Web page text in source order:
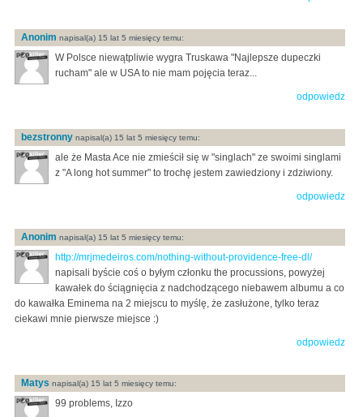
Anonim napisal(a) 15 lat 5 miesięcy temu:
W Polsce niewątpliwie wygra Truskawa "Najlepsze dupeczki
rucham" ale w USA to nie mam pojęcia teraz...
odpowiedz
bezstronny napisal(a) 15 lat 5 miesięcy temu:
ale że Masta Ace nie zmieścił się w "singlach" ze swoimi singlami
z "A long hot summer" to trochę jestem zawiedziony i zdziwiony.
odpowiedz
Anonim napisal(a) 15 lat 5 miesięcy temu:
http://mrjmedeiros.com/nothing-without-providence-free-dl/
napisali byście coś o byłym członku the procussions, powyżej
kawałek do ściągnięcia z nadchodzącego niebawem albumu a co
do kawałka Eminema na 2 miejscu to myślę, że zasłużone, tylko teraz
ciekawi mnie pierwsze miejsce :)
odpowiedz
Matys napisal(a) 15 lat 5 miesięcy temu:
99 problems, Izzo